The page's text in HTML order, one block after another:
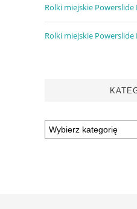
Rolki miejskie
Rolki miejskie